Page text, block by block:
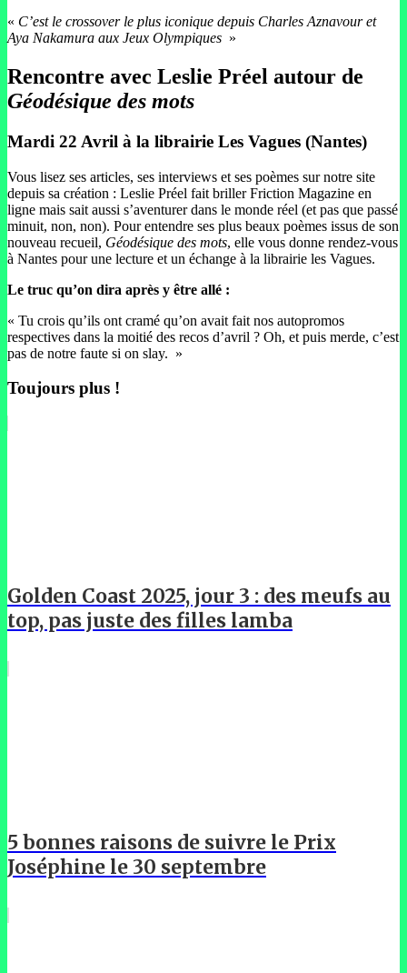
« C’est le crossover le plus iconique depuis Charles Aznavour et
Aya Nakamura aux Jeux Olympiques »
Rencontre avec Leslie Préel autour de
Géodésique des mots
Mardi 22 Avril à la librairie Les Vagues (Nantes)
Vous lisez ses articles, ses interviews et ses poèmes sur notre site
depuis sa création : Leslie Préel fait briller Friction Magazine en
ligne mais sait aussi s’aventurer dans le monde réel (et pas que passé
minuit, non, non). Pour entendre ses plus beaux poèmes issus de son
nouveau recueil, Géodésique des mots, elle vous donne rendez-vous
à Nantes pour une lecture et un échange à la librairie les Vagues.
Le truc qu’on dira après y être allé :
« Tu crois qu’ils ont cramé qu’on avait fait nos autopromos
respectives dans la moitié des recos d’avril ? Oh, et puis merde, c’est
pas de notre faute si on slay. »
Toujours plus !
Golden Coast 2025, jour 3 : des meufs au
top, pas juste des filles lamba
5 bonnes raisons de suivre le Prix
Joséphine le 30 septembre